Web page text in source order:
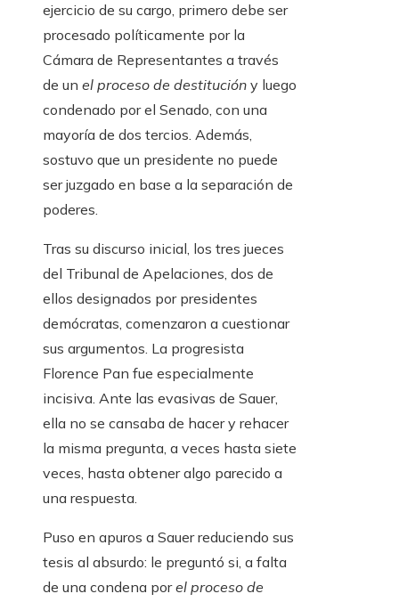
ejercicio de su cargo, primero debe ser
procesado políticamente por la
Cámara de Representantes a través
de un el proceso de destitución y luego
condenado por el Senado, con una
mayoría de dos tercios. Además,
sostuvo que un presidente no puede
ser juzgado en base a la separación de
poderes.
Tras su discurso inicial, los tres jueces
del Tribunal de Apelaciones, dos de
ellos designados por presidentes
demócratas, comenzaron a cuestionar
sus argumentos. La progresista
Florence Pan fue especialmente
incisiva. Ante las evasivas de Sauer,
ella no se cansaba de hacer y rehacer
la misma pregunta, a veces hasta siete
veces, hasta obtener algo parecido a
una respuesta.
Puso en apuros a Sauer reduciendo sus
tesis al absurdo: le preguntó si, a falta
de una condena porel proceso de